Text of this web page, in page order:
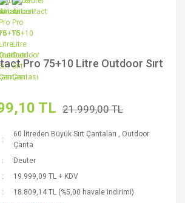
Pro 75+10 Litre Outdoor Sırt
TL 21.999,00 TL
60 litreden Büyük Sırt Çantaları , Outdoor
Çanta
Deuter
19.999,09 TL + KDV
18.809,14 TL (%5,00 havale indirimi)